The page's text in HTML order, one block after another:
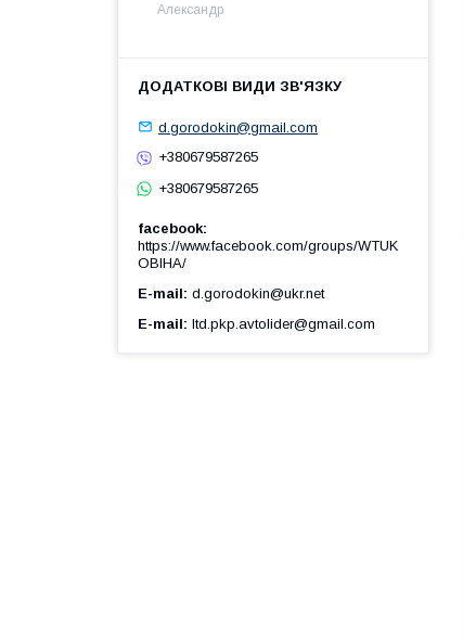
Александр
d.gorodokin@gmail.com
+380679587265
+380679587265
facebook
https://www.facebook.com/groups/WTUK
OBIHA/
E-mail d.gorodokin@ukr.net
E-mail ltd.pkp.avtolider@gmail.com